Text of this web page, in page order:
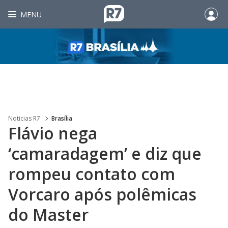
MENU
Noticias R7 Brasília
Flávio nega
‘camaradagem’ e diz que
rompeu contato com
Vorcaro após polêmicas
do Master